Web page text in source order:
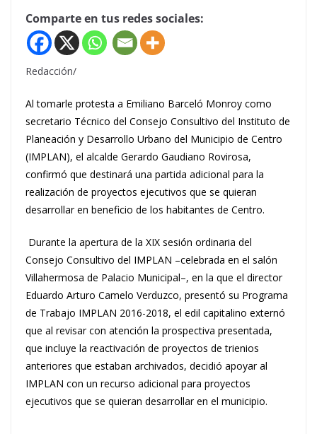
Comparte en tus redes sociales:
Redacción/
Al tomarle protesta a Emiliano Barceló Monroy como
secretario Técnico del Consejo Consultivo del Instituto de
Planeación y Desarrollo Urbano del Municipio de Centro
(IMPLAN), el alcalde Gerardo Gaudiano Rovirosa,
confirmó que destinará una partida adicional para la
realización de proyectos ejecutivos que se quieran
desarrollar en beneficio de los habitantes de Centro.
Durante la apertura de la XIX sesión ordinaria del
Consejo Consultivo del IMPLAN –celebrada en el salón
Villahermosa de Palacio Municipal–, en la que el director
Eduardo Arturo Camelo Verduzco, presentó su Programa
de Trabajo IMPLAN 2016-2018, el edil capitalino externó
que al revisar con atención la prospectiva presentada,
que incluye la reactivación de proyectos de trienios
anteriores que estaban archivados, decidió apoyar al
IMPLAN con un recurso adicional para proyectos
ejecutivos que se quieran desarrollar en el municipio.